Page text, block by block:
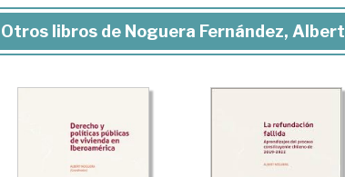
Otros libros de Noguera Fernández, Albert